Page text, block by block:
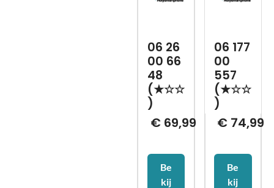
06 26
00 66
48
(★☆☆
)
€69,99
Be
kij
06 177
00
557
(★☆☆
)
€ 74,99
Be
kij